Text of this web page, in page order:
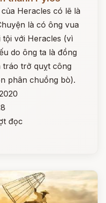
Heracles có lẽ là
là có ông vua
tội với Heracles (vì
do ông ta là đồng
tráo trở quỵt công
phân chuồng bò).
đọc